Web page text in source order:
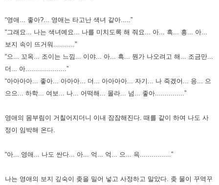
“영애... 좋아?... 영애는 타고난 색녀 같아.....”
“그래요... 나는 색녀예요... 나를 미치도록 해 줘요... 아... 흑... 흥... 아...
보지 속이 뜨거워...........”
“으... 꼬옥... 조이는 느낌... 이야... 아... 흑... 뭔가 나오려고 해... 조금만...
더... 아.....................”
“아아아아... 좋아... 아아아... 더... 아아아아... 자기... 나 죽겠어... 응... 으
으으... 하학... 여보... 나... 어떡해... 몰라... 넘... 좋아...............”
영애의 몸부림이 거칠어지더니 이내 잠잠해진다. 때를 같이 하여 나도 사
정이 임박해 온다.
“아... 영애... 나도 싼다... 아... 억... 억... 으... 윽................”
나는 영애의 보지 깊숙이 좆을 밀어 넣고 사정하고 말았다. 좆 물이 꾸역꾸